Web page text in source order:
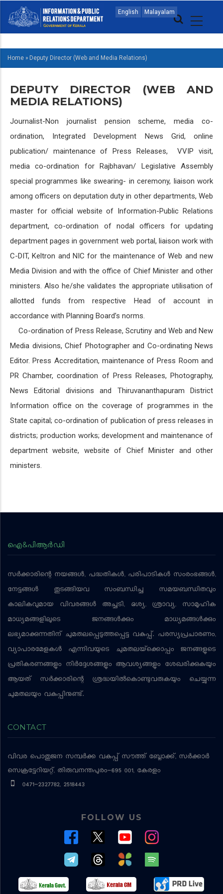
main
English Malayalam
MAIN
NAVIGATION
MALAYALAM
BREADCRUMB
Home » Deputy Director (Web and Media Relations)
DEPUTY DIRECTOR (WEB AND
MEDIA RELATIONS)
Journalist-Non journalist pension scheme, media co-
ordination, Integrated Development News Grid, online
publication/ maintenance of Press Releases, VVIP visit,
media co-ordination for Rajbhavan/ Legislative Assembly
special programmes like swearing- in ceremony, liaison work
among officers on deputation duty in other departments, Web
master for official website of Information-Public Relations
department, co-ordination of nodal officers for updating
department pages in government web portal, liaison work with
C-DIT, Keltron and NIC for the maintenance of Web and new
Media Division and with the office of Chief Minister and other
ministers. Also he/she validates the appropriate utilisation of
allotted funds from respective Head of account in
accordance with Planning Board’s norms.
Co-ordination of Press Release, Scrutiny and Web and New
Media divisions, Chief Photographer and Co-ordinating News
Editor. Press Accreditation, maintenance of Press Room and
PR Chamber, coordination of Press Releases, Photography,
News Editorial divisions and Thiruvananthapuram District
Information office on the coverage of programmes in the
State capital; co-ordination of publication of press releases in
districts; production works; development and maintenance of
department website, website of Chief Minister and other
ministers.
ഐ&പിആര്‍ഡി
സര്‍ക്കാരിന്റെ നയങ്ങള്‍, പദ്ധതികള്‍, പരിപാടികള്‍ സംരംഭങ്ങള്‍,
നേട്ടങ്ങള്‍ തുടങ്ങിയവ സംബന്ധിച്ച സമയബന്ധിതവും
കാലികവുമായ വിവരങ്ങള്‍ അച്ചടി, ദൃശ്യ, ശ്രാവ്യ, സാമൂഹിക
മാധ്യമങ്ങളിലൂടെ ജനങ്ങള്‍ക്കും മാധ്യമങ്ങള്‍ക്കും
ലഭ്യമാക്കുന്നതിന് ചുമതലപ്പെടുത്തപ്പെട്ട വകുപ്പ്. പരസ്യപ്രചാരണം,
വ്യാപാരമേളകള്‍ എന്നിവയുടെ ചുമതലയ്‌ക്കൊപ്പം ജനങ്ങളുടെ
പ്രതികരണങ്ങളും നിര്‍ദ്ദേശങ്ങളും ആവശ്യങ്ങളും ശേഖരിക്കുകയും
ആയത് സര്‍ക്കാരിന്റെ ശ്രദ്ധയില്‍കൊണ്ടുവരുകയും ചെയ്യുന്ന
ചുമതലയും വകുപ്പിനുണ്ട്.
CONTACT
വിവര പൊതുജന സമ്പര്‍ക്ക വകുപ്പ് സൗത്ത് ബ്ലോക്ക്, സര്‍ക്കാര്‍
സെക്രട്ടേറിയറ്റ്, തിരുവനന്തപുരം-695 001, കേരളം
0471-2327782, 2518443
FOLLOW US